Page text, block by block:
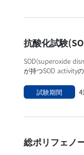
抗酸化試験
SOD(superoxide
が持つSOD activity
試験期間 4
総ポリフェノ